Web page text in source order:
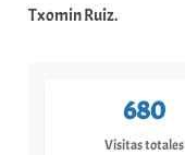
Txomin Ruiz.
680
Visitas totales